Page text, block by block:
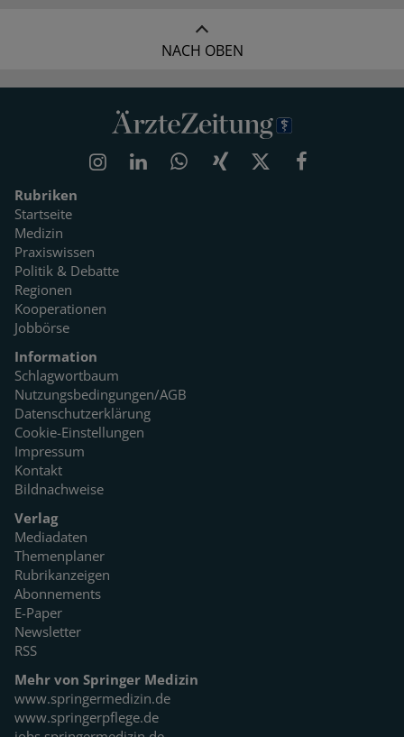
NACH OBEN
Rubriken
Startseite
Medizin
Praxiswissen
Politik & Debatte
Regionen
Kooperationen
Jobbörse
Information
Schlagwortbaum
Nutzungsbedingungen/AGB
Datenschutzerklärung
Cookie-Einstellungen
Impressum
Kontakt
Bildnachweise
Verlag
Mediadaten
Themenplaner
Rubrikanzeigen
Abonnements
E-Paper
Newsletter
RSS
Mehr von Springer Medizin
www.springermedizin.de
www.springerpflege.de